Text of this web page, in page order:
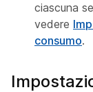
ciascuna
vedere
consumo.